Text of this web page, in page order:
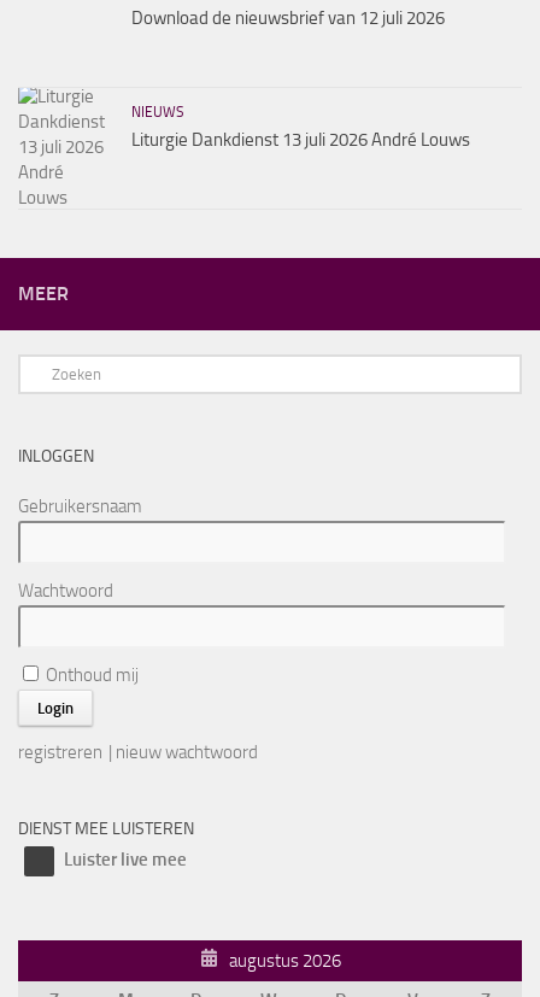
Download de nieuwsbrief van 12 juli 2026
NIEUWS
Liturgie Dankdienst 13 juli 2026 André Louws
MEER
INLOGGEN
Gebruikersnaam
Wachtwoord
Onthoud mij
registreren | nieuw wachtwoord
DIENST MEE LUISTEREN
Luister live mee
augustus 2026